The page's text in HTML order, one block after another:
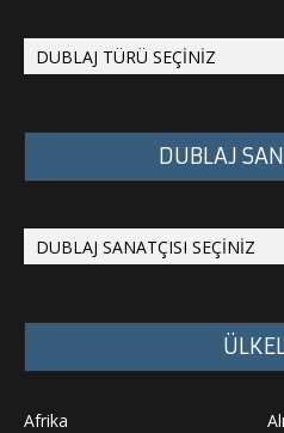
DUBLAJ
Afrika